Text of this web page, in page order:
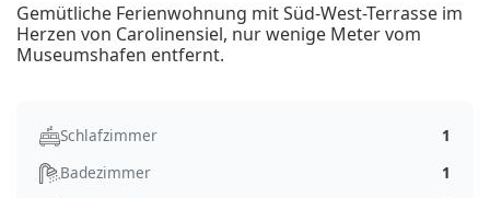
Gemütliche Ferienwohnung mit Süd-West-Terrasse im
Herzen von Carolinensiel, nur wenige Meter vom
Museumshafen entfernt.
Schlafzimmer
1
Badezimmer
1